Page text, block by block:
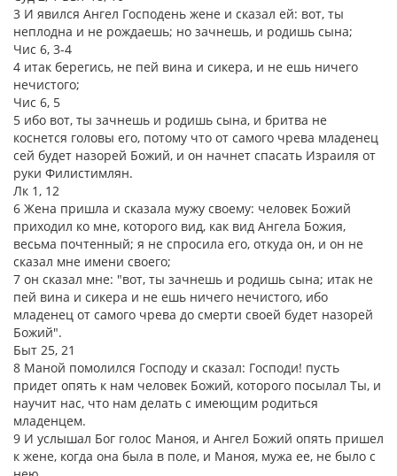
3 И явился Ангел Господень жене и сказал ей: вот, ты
неплодна и не рождаешь; но зачнешь, и родишь сына;
Чис 6, 3-4
4 итак берегись, не пей вина и сикера, и не ешь ничего
нечистого;
Чис 6, 5
5 ибо вот, ты зачнешь и родишь сына, и бритва не
коснется головы его, потому что от самого чрева младенец
сей будет назорей Божий, и он начнет спасать Израиля от
руки Филистимлян.
Лк 1, 12
6 Жена пришла и сказала мужу своему: человек Божий
приходил ко мне, которого вид, как вид Ангела Божия,
весьма почтенный; я не спросила его, откуда он, и он не
сказал мне имени своего;
7 он сказал мне: "вот, ты зачнешь и родишь сына; итак не
пей вина и сикера и не ешь ничего нечистого, ибо
младенец от самого чрева до смерти своей будет назорей
Божий".
Быт 25, 21
8 Маной помолился Господу и сказал: Господи! пусть
придет опять к нам человек Божий, которого посылал Ты, и
научит нас, что нам делать с имеющим родиться
младенцем.
9 И услышал Бог голос Маноя, и Ангел Божий опять пришел
к жене, когда она была в поле, и Маноя, мужа ее, не было с